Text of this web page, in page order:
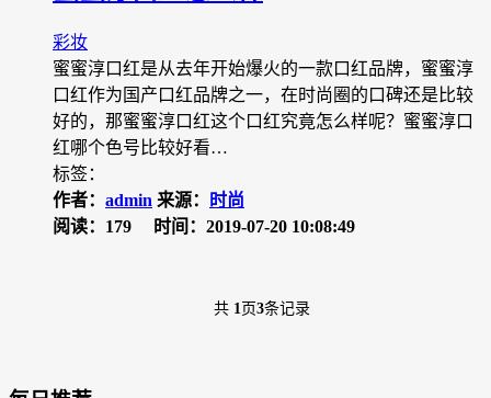
彩妆
蜜蜜淳口红是从去年开始爆火的一款口红品牌，蜜蜜淳
口红作为国产口红品牌之一，在时尚圈的口碑还是比较
好的，那蜜蜜淳口红这个口红究竟怎么样呢？蜜蜜淳口
红哪个色号比较好看…
标签：
作者： admin 来源：
时尚
阅读：179
时间：2019-07-20 10:08:49
共 1页3条记录